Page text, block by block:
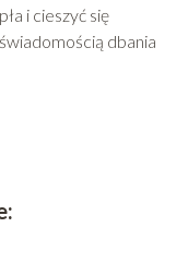
i cieszyć się
dbania